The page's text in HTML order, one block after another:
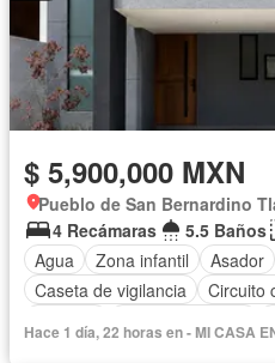
$ 5,900,000 MXN
4 Recámaras
5.5 Baños
Agua
Zona infantil Asador
Caseta de vigilancia
Circuito
Cuarto
Hace 1 día, 22 horas en - MI CASA